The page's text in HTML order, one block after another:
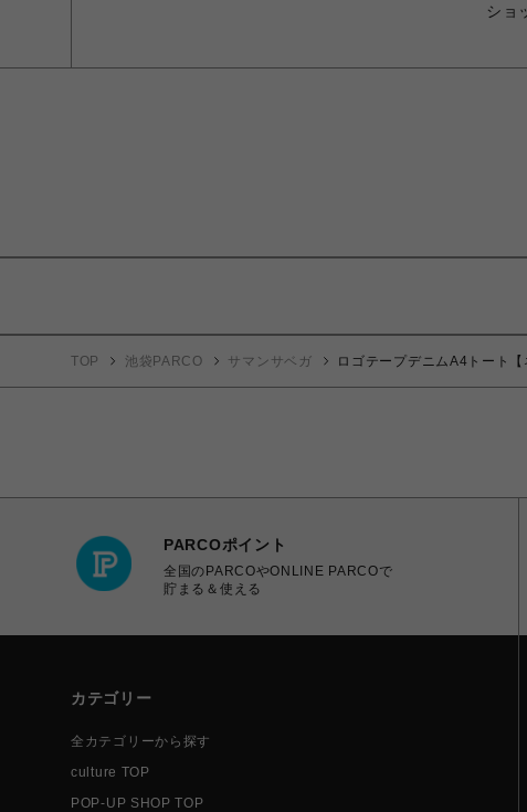
ショ
TOP 池袋PARCO サマンサベガ ロゴテープデニムA4トート【
PARCOポイント
全国のPARCOやONLINE PARCOで
貯まる＆使える
カテゴリー
全カテゴリーから探す
culture TOP
POP-UP SHOP TOP